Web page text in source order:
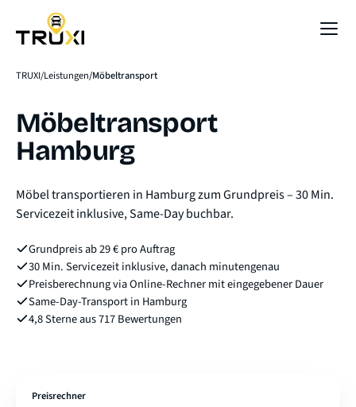
TRUXI Leistungen Möbeltransport
Möbeltransport
Hamburg
Möbel transportieren in Hamburg zum Grundpreis – 30 Min.
Servicezeit inklusive, Same-Day buchbar.
Grundpreis ab 29 € pro Auftrag
30 Min. Servicezeit inklusive, danach minutengenau
Preisberechnung via Online-Rechner mit eingegebener Dauer
Same-Day-Transport in Hamburg
4,8 Sterne aus 717 Bewertungen
Preisrechner